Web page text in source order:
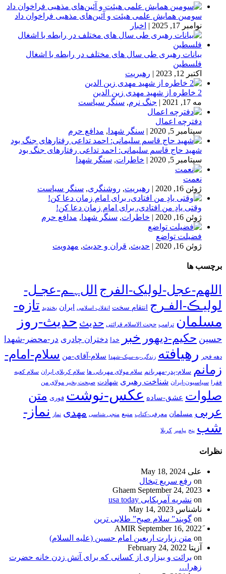
سومین همایش علمی هیئت و آئین‌های مذهبی فراخوان داد
نوامبر 17, 2025
| اخبار
بیانات رهبری طی سال های مختلف در رابطه با اشغال
فلسطین
اکتبر 12, 2023
| رهبریت
2 خاطره از شهید مهدی زین الدین
مه 17, 2021
| جنگ نرم, سنگر سیاست
دفترچه اعمال
سپتامبر 5, 2020
| سنگر شهدا , مدافع حرم
شهید حاج قاسم سلیمانی: احمد تداعی رفتارهای جنگ بود
سپتامبر 5, 2020
| خاطرات, سنگر شهدا
نعمت
ژوئن 16, 2020
| رهبریت, روشنگری, سنگر سیاست
وقتی یادِ من افتادی، برای امام زمان دعا کن!
ژوئن 16, 2020
| خاطرات, سنگر شهدا , مدافع حرم
فضیلت تواضع
ژوئن 16, 2020
| حدیث, قران و حدیث, مهدویت
برچسب ها
اللهم-عجل-لولیک-الفرج اللﮩـم-عجـل-
لولیـڪ-الفـرج انتقام سخت انقلاب اسلامی ایران بخندید تازه-
مسلمان ترامپ حجت الاسلام قرائتی حدیث حدیث-روز
حسین حکیم-دیهور خبر خدا دختران چادری در-محضر-شهدا
دهه فجر رهیافته زندگی-به-سبک-شهدا سلام-آقای-من سلام-امام-
زمانم سلام-پدر-مهربانم سلام مولای مهربانی ها سلام کربلای ایران سلام کعبه
فقرا سیاسیون-ایران شناخت رهبری شهادت صبحت بخیر مولای من
صلوات عشق-ساده عکس-نوشت فوری متن
عربی مسلمان معرفی-کتاب منبع منجی شناسی مهدی نماز
نماز-
شب پنج پیامبر کربلا
نظرات
علی May 18, 2024
on رفع سریع تبخال
Ghaem September 24, 2023
on نشریه آمریکایی usa today
ناشناس May 14, 2023
on گویند” سلام صبح” طلایی ترین
September 16, 2022
on متن زیارت اربعین امام حسین (علیه السلام)
آزیتا February 24, 2022
on برائت و بیزاری از کسانی که برای آتش زدن خانه حضرت
زهرا…